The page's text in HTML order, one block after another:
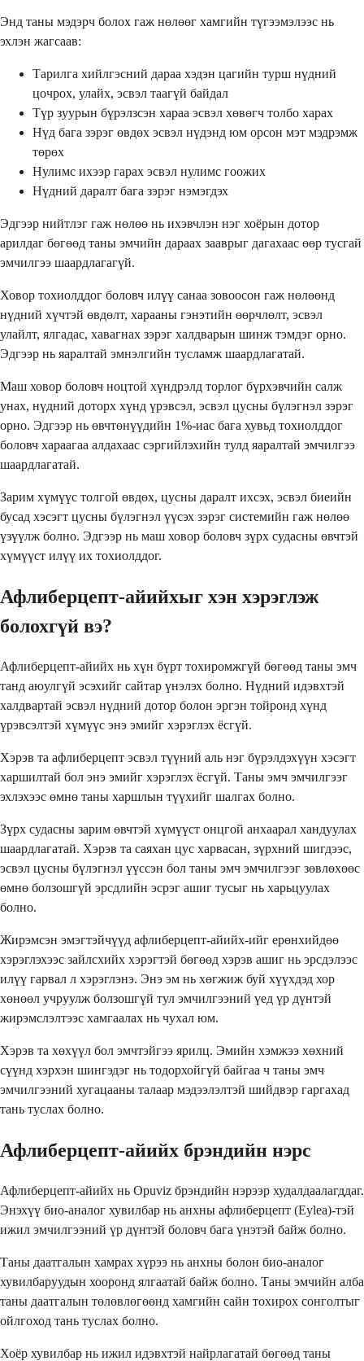
Энд таны мэдэрч болох гаж нөлөөг хамгийн түгээмэлээс нь
эхлэн жагсаав:
Тарилга хийлгэсний дараа хэдэн цагийн турш нүдний
цочрох, улайх, эсвэл таагүй байдал
Түр зуурын бүрэлзсэн хараа эсвэл хөвөгч толбо харах
Нүд бага зэрэг өвдөх эсвэл нүдэнд юм орсон мэт мэдрэмж
төрөх
Нулимс ихээр гарах эсвэл нулимс гоожих
Нүдний даралт бага зэрэг нэмэгдэх
Эдгээр нийтлэг гаж нөлөө нь ихэвчлэн нэг хоёрын дотор
арилдаг бөгөөд таны эмчийн дараах зааврыг дагахаас өөр тусгай
эмчилгээ шаардлагагүй.
Ховор тохиолддог боловч илүү санаа зовоосон гаж нөлөөнд
нүдний хүчтэй өвдөлт, харааны гэнэтийн өөрчлөлт, эсвэл
улайлт, ялгадас, хавагнах зэрэг халдварын шинж тэмдэг орно.
Эдгээр нь яаралтай эмнэлгийн тусламж шаардлагатай.
Маш ховор боловч ноцтой хүндрэлд торлог бүрхэвчийн салж
унах, нүдний доторх хүнд үрэвсэл, эсвэл цусны бүлэгнэл зэрэг
орно. Эдгээр нь өвчтөнүүдийн 1%-иас бага хувьд тохиолддог
боловч хараагаа алдахаас сэргийлэхийн тулд яаралтай эмчилгээ
шаардлагатай.
Зарим хүмүүс толгой өвдөх, цусны даралт ихсэх, эсвэл биеийн
бусад хэсэгт цусны бүлэгнэл үүсэх зэрэг системийн гаж нөлөө
үзүүлж болно. Эдгээр нь маш ховор боловч зүрх судасны өвчтэй
хүмүүст илүү их тохиолддог.
Афлиберцепт-айийхыг хэн хэрэглэж
болохгүй вэ?
Афлиберцепт-айийх нь хүн бүрт тохиромжгүй бөгөөд таны эмч
танд аюулгүй эсэхийг сайтар үнэлэх болно. Нүдний идэвхтэй
халдвартай эсвэл нүдний дотор болон эргэн тойронд хүнд
үрэвсэлтэй хүмүүс энэ эмийг хэрэглэх ёсгүй.
Хэрэв та афлиберцепт эсвэл түүний аль нэг бүрэлдэхүүн хэсэгт
харшилтай бол энэ эмийг хэрэглэх ёсгүй. Таны эмч эмчилгээг
эхлэхээс өмнө таны харшлын түүхийг шалгах болно.
Зүрх судасны зарим өвчтэй хүмүүст онцгой анхаарал хандуулах
шаардлагатай. Хэрэв та саяхан цус харвасан, зүрхний шигдээс,
эсвэл цусны бүлэгнэл үүссэн бол таны эмч эмчилгээг зөвлөхөөс
өмнө болзошгүй эрсдлийн эсрэг ашиг тусыг нь харьцуулах
болно.
Жирэмсэн эмэгтэйчүүд афлиберцепт-айийх-ийг ерөнхийдөө
хэрэглэхээс зайлсхийх хэрэгтэй бөгөөд хэрэв ашиг нь эрсдэлээс
илүү гарвал л хэрэглэнэ. Энэ эм нь хөгжиж буй хүүхдэд хор
хөнөөл учруулж болзошгүй тул эмчилгээний үед үр дүнтэй
жирэмслэлтээс хамгаалах нь чухал юм.
Хэрэв та хөхүүл бол эмчтэйгээ ярилц. Эмийн хэмжээ хөхний
сүүнд хэрхэн шингэдэг нь тодорхойгүй байгаа ч таны эмч
эмчилгээний хугацааны талаар мэдээлэлтэй шийдвэр гаргахад
тань туслах болно.
Афлиберцепт-айийх брэндийн нэрс
Афлиберцепт-айийх нь Opuviz брэндийн нэрээр худалдаалагддаг.
Энэхүү био-аналог хувилбар нь анхны афлиберцепт (Eylea)-тэй
ижил эмчилгээний үр дүнтэй боловч бага үнэтэй байж болно.
Таны даатгалын хамрах хүрээ нь анхны болон био-аналог
хувилбаруудын хооронд ялгаатай байж болно. Таны эмчийн алба
таны даатгалын төлөвлөгөөнд хамгийн сайн тохирох сонголтыг
ойлгоход тань туслах болно.
Хоёр хувилбар нь ижил идэвхтэй найрлагатай бөгөөд таны